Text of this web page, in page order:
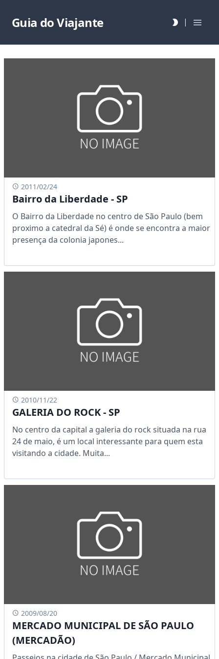
Guia do Viajante |
2011/02/24
Bairro da Liberdade - SP
O Bairro da Liberdade no centro de São Paulo (bem
proximo a catedral da Sé) é onde se encontra a maior
presença da colonia japones...
2010/11/22
GALERIA DO ROCK - SP
No centro da capital a galeria do rock situada na rua
24 de maio, é um local interessante para quem esta
visitando a cidade. Muita...
2009/08/20
MERCADO MUNICIPAL DE SÃO PAULO
(MERCADÃO)